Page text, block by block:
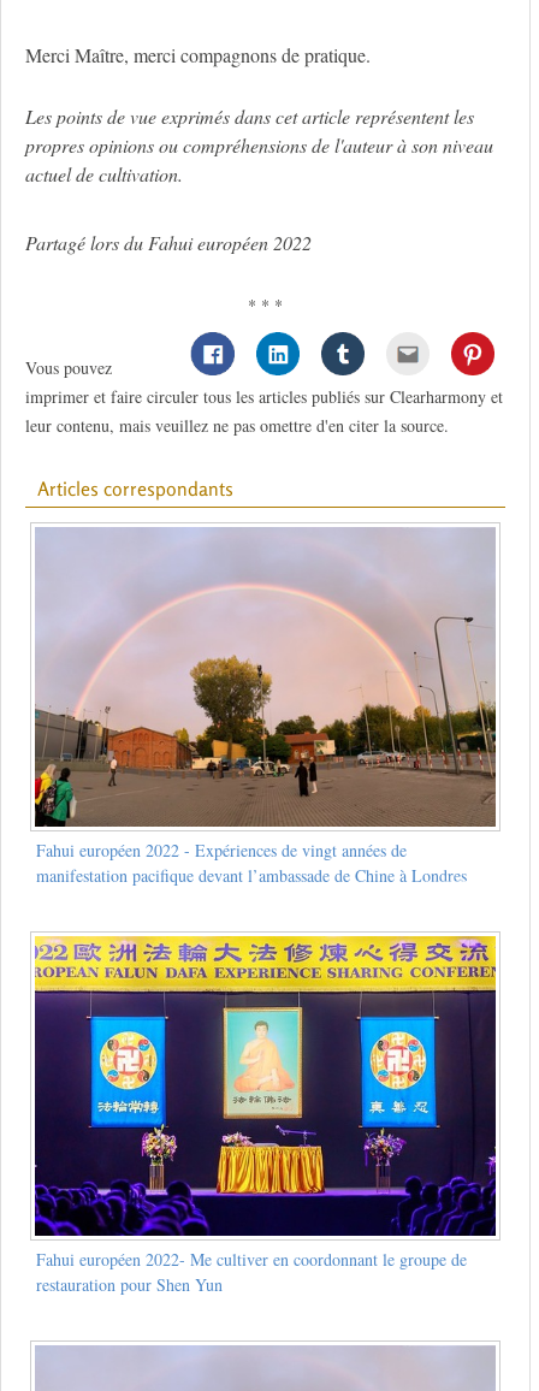
Merci Maître, merci compagnons de pratique.
Les points de vue exprimés dans cet article représentent les
propres opinions ou compréhensions de l'auteur à son niveau
actuel de cultivation.
Partagé lors du Fahui européen 2022
* * *
Vous pouvez
imprimer et faire circuler tous les articles publiés sur Clearharmony et
leur contenu, mais veuillez ne pas omettre d'en citer la source.
Articles correspondants
Fahui européen 2022 - Expériences de vingt années de
manifestation pacifique devant l’ambassade de Chine à Londres
Fahui européen 2022- Me cultiver en coordonnant le groupe de
restauration pour Shen Yun